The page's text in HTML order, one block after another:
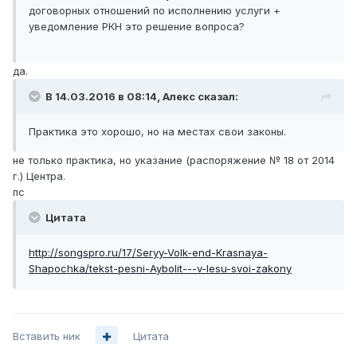
договорных отношений по исполнению услуги +
уведомление РКН это решение вопроса?
да.
В 14.03.2016 в 08:14, Алекc сказал:
Практика это хорошо, но на местах свои законы.
не только практика, но указание (распоряжение № 18 от 2014
г.) Центра.
пс
Цитата
http://songspro.ru/17/Seryy-Volk-end-Krasnaya-
Shapochka/tekst-pesni-Aybolit---v-lesu-svoi-zakony
Вставить ник Цитата